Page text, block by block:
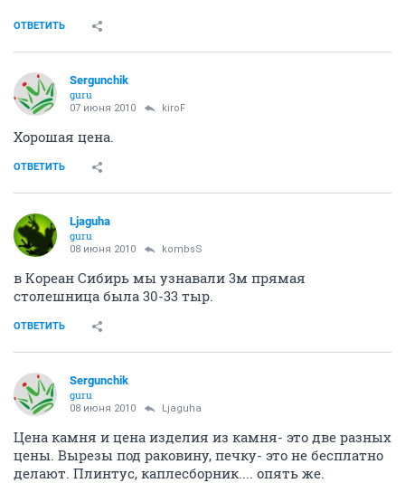
ОТВЕТИТЬ
Sergunchik
guru
07 июня 2010 kiroF
Хорошая цена.
ОТВЕТИТЬ
Ljaguha
guru
08 июня 2010 kombsS
в Кореан Сибирь мы узнавали 3м прямая
столешница была 30-33 тыр.
ОТВЕТИТЬ
Sergunchik
guru
08 июня 2010 Ljaguha
Цена камня и цена изделия из камня- это две разных
цены. Вырезы под раковину, печку- это не бесплатно
делают. Плинтус, каплесборник.... опять же.